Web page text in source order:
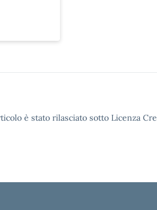
è stato rilasciato sotto Licenza